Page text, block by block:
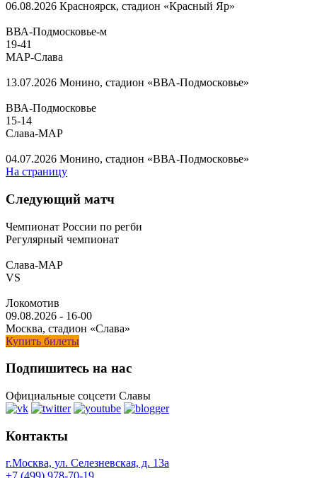
06.08.2026 Красноярск, стадион «Красный Яр»
ВВА-Подмосковье-м
19-41
МАР-Слава
13.07.2026 Монино, стадион «ВВА-Подмосковье»
ВВА-Подмосковье
15-14
Слава-МАР
04.07.2026 Монино, стадион «ВВА-Подмосковье»
На страницу
Следующий матч
Чемпионат России по регби
Регулярный чемпионат
Слава-МАР
VS
Локомотив
09.08.2026 - 16-00
Москва, стадион «Слава»
Купить билеты
Подпишитесь на нас
Официальные соцсети Славы
Контакты
г.Москва, ул. Селезневская, д. 13a